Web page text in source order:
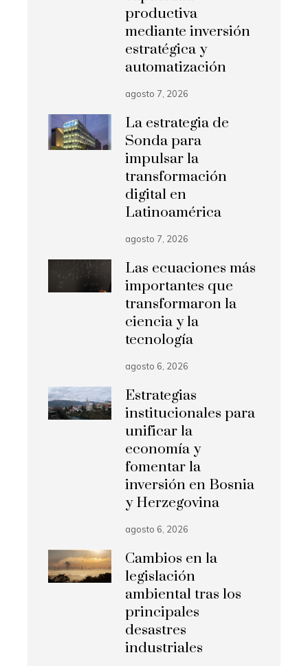
productiva
mediante inversión
estratégica y
automatización
agosto 7, 2026
La estrategia de
Sonda para
impulsar la
transformación
digital en
Latinoamérica
agosto 7, 2026
Las ecuaciones más
importantes que
transformaron la
ciencia y la
tecnología
agosto 6, 2026
Estrategias
institucionales para
unificar la
economía y
fomentar la
inversión en Bosnia
y Herzegovina
agosto 6, 2026
Cambios en la
legislación
ambiental tras los
principales
desastres
industriales